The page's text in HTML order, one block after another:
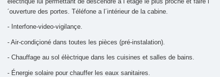
´ouverture des portes. Téléfone a l´intérieur de la cabine.
- Interfone-video-vigilançe.
- Air-condiçioné dans toutes les pièces (pré-instalation).
- Chauffage au sol élèctrique dans les cuisines et salles de bains.
- Énergie solaire pour chauffer les eaux sanitaires.